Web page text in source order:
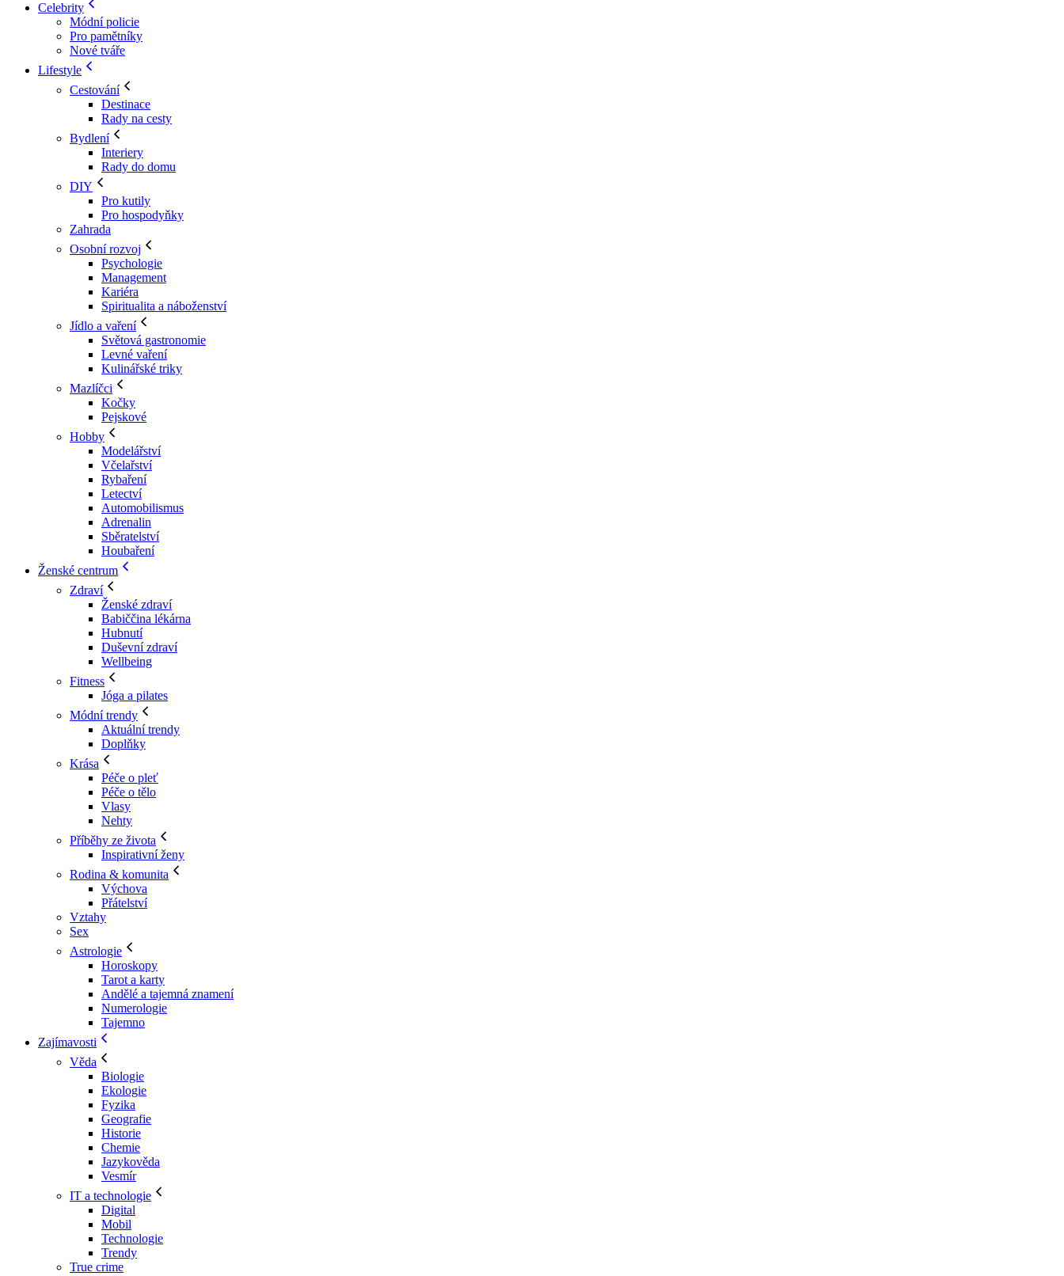
Celebrity
Módní policie
Pro pamětníky
Nové tváře
Lifestyle
Cestování
Destinace
Rady na cesty
Bydlení
Interiery
Rady do domu
DIY
Pro kutily
Pro hospodyňky
Zahrada
Osobní rozvoj
Psychologie
Management
Kariéra
Spiritualita a náboženství
Jídlo a vaření
Světová gastronomie
Levné vaření
Kulinářské triky
Mazlíčci
Kočky
Pejskové
Hobby
Modelářství
Včelařství
Rybaření
Letectví
Automobilismus
Adrenalin
Sběratelství
Houbaření
Ženské centrum
Zdraví
Ženské zdraví
Babiččina lékárna
Hubnutí
Duševní zdraví
Wellbeing
Fitness
Jóga a pilates
Módní trendy
Aktuální trendy
Doplňky
Krása
Péče o pleť
Péče o tělo
Vlasy
Nehty
Příběhy ze života
Inspirativní ženy
Rodina & komunita
Výchova
Přátelství
Vztahy
Sex
Astrologie
Horoskopy
Tarot a karty
Andělé a tajemná znamení
Numerologie
Tajemno
Zajímavosti
Věda
Biologie
Ekologie
Fyzika
Geografie
Historie
Chemie
Jazykověda
Vesmír
IT a technologie
Digital
Mobil
Technologie
Trendy
True crime